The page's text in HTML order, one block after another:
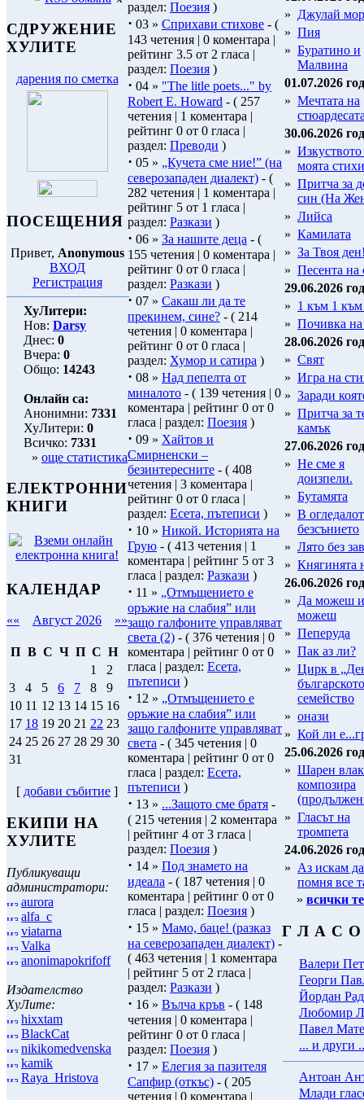
СДРУЖЕНИЕ
ХУЛИТЕ
дарения по сметка
ПОСЕЩЕНИЯ
Привет, Anonymous
ВХОД
Регистрация
ХуЛитери:
Нов: Darsy
Днес: 0
Вчера: 0
Общо: 14243
Онлайн са:
Анонимни: 7331
ХуЛитери: 0
Всичко: 7331
» още статистика
ЕЛЕКТРОННИ
КНИГИ
КАЛЕНДАР
«« Август 2026 »»
П В С Ч П С Н
1
2
3
4 5 6 7 8
9
10 11 12 13 14 15 16
17 18 19 20 21 22 23
24 25 26 27 28 29 30
31
[ добави събитие ]
ЕКИПИ НА
ХУЛИТЕ
Публикуващи
администратори:
aurora
alfa_c
viatarna
Valka
anonimapokrifoff
Издателство
ХуЛите:
hixxtam
BlackCat
nikikomedvenska
kamik
Raya_Hristova
раздел: Поезия )
· 03 » Сприхави стихове - (
143 четения | 0 коментара |
рейтинг 3.5 от 2 гласа |
раздел: Поезия )
· 04 » "The litle poets..." by
Robert E. Howard - ( 257
четения | 1 коментара |
рейтинг 0 от 0 гласа |
раздел: Преводи )
· 05 » „Кучета сме ние!” (на
северозападен диалект) - (
282 четения | 1 коментара |
рейтинг 5 от 1 гласа |
раздел: Разкази )
· 06 » За нашите деца - (
155 четения | 0 коментара |
рейтинг 0 от 0 гласа |
раздел: Разкази )
· 07 » Сакаш ли да те
прекинем, сине? - ( 214
четения | 0 коментара |
рейтинг 0 от 0 гласа |
раздел: Хумор и сатира )
· 08 » Над пепелта от
миналото - ( 139 четения | 0
коментара | рейтинг 0 от 0
гласа | раздел: Поезия )
· 09 » Хайтов и
Смирненски –
безинтересните - ( 408
четения | 3 коментара |
рейтинг 0 от 0 гласа |
раздел: Есета, пътеписи )
· 10 » Никой. Историята на
Грую - ( 413 четения | 1
коментара | рейтинг 5 от 3
гласа | раздел: Разкази )
· 11 » „Отмъщението е
оръжие на слабия” или
защо галфоните управляват
света (2) - ( 376 четения | 0
коментара | рейтинг 0 от 0
гласа | раздел: Есета,
пътеписи )
· 12 » „Отмъщението е
оръжие на слабия” или
защо галфоните управляват
света - ( 345 четения | 0
коментара | рейтинг 0 от 0
гласа | раздел: Есета,
пътеписи )
· 13 » ...Защото сме братя -
( 215 четения | 2 коментара
| рейтинг 4 от 3 гласа |
раздел: Поезия )
· 14 » Под знамето на
идеала - ( 187 четения | 0
коментара | рейтинг 0 от 0
гласа | раздел: Поезия )
· 15 » Мамо, баце! (разказ
на северозападен диалект) -
( 463 четения | 1 коментара
| рейтинг 5 от 2 гласа |
раздел: Разкази )
· 16 » Вълча кръв - ( 148
четения | 0 коментара |
рейтинг 0 от 0 гласа |
раздел: Поезия )
· 17 » Елегия за пазителя
Сапфир (откъс) - ( 205
четения | 0 коментара |
» Джулай
» Пия
» Буратино и
Малвина
01.07.2026
» Мечтата на
30.06.2026
» Изкуството
моята
» Притча за
син (На
» Лийса
» Камилата
» За Твоя
» Песента на
29.06.2026
» 1 към 1
» Почивка
28.06.2026
» Свят
» Игра на
» Заради
» Притча за
камък
27.06.2026
» Не сме я
доизпели.
» Бутамята
» В
безсънието
» Лято без
» Княгинята
26.06.2026
» Да можеш
можеш
» Пеперуда
» Пак аз ли?
» Цирк в
българското
семейство
» онази
» Кой ли
25.06.2026
» Шарен
композира
» Гласът на
тромпета
24.06.2026
» Аз искам
помня все
» всички
Г Л А С О
Валери
Георги
Йордан
Любомир
Павел
... и други
Антоан
Млади